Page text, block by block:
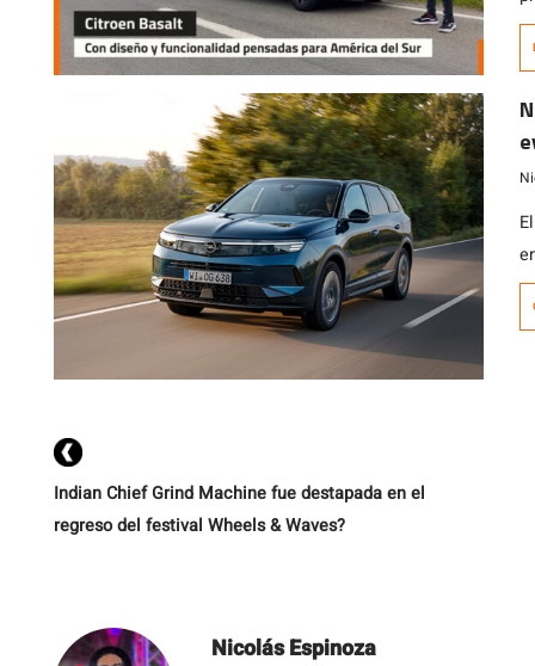
Indian Chief Grind Machine fue destapada en el
regreso del festival Wheels & Waves?
Nicolás Espinoza